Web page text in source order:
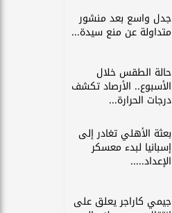
جدل واسع بعد منشور
متداولة عن منع سيدة...
حالة الطقس خلال
الأسبوع.. الأرصاد تكشف
درجات الحرارة...
بعثة الأهلي تغادر إلى
إسبانيا لبدء معسكر
الإعداد.....
جيمي كاراجر يعلق على